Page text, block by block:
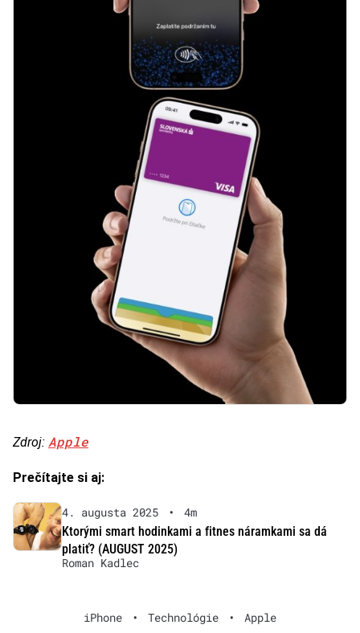
Zdroj: Apple
Prečítajte si aj:
4. augusta 2025 •
4m
Ktorými smart hodinkami a fitnes náramkami sa dá
platiť? (AUGUST 2025)
Roman Kadlec
iPhone • Technológie • Apple